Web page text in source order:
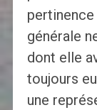
générale
dont elle
toujours
une